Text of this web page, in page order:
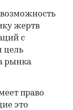
жертв
с
цель
рынка
право
это